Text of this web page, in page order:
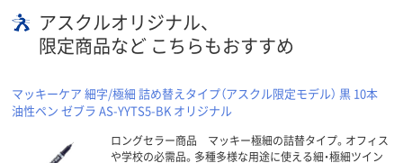
アスクルオリジナル、
限定商品など こちらもおすすめ
マッキーケア 細字/極細 詰め替えタイプ（アスクル限定モデル） 黒 10本
油性ペン ゼブラ AS-YYTS5-BK オリジナル
ロングセラー商品 マッキー極細の詰替タイプ。オフィス
や学校の必需品。多種多様な用途に使える細・極細ツイン